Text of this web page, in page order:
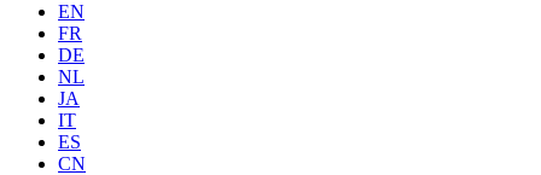
EN
FR
DE
NL
JA
IT
ES
CN